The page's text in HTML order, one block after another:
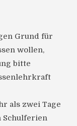
Grund für
wollen,
bitte
als zwei Tage
Schulferien